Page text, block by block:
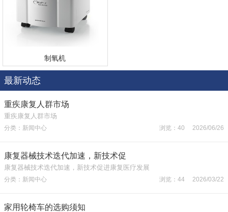
制氧机
最新动态
重疾康复人群市场
重疾康复人群市场
分类：新闻中心 浏览：40 2026/06/26
康复器械技术迭代加速，新技术促
康复器械技术迭代加速，新技术促进康复医疗发展
分类：新闻中心 浏览：44 2026/03/22
家用轮椅车的选购须知